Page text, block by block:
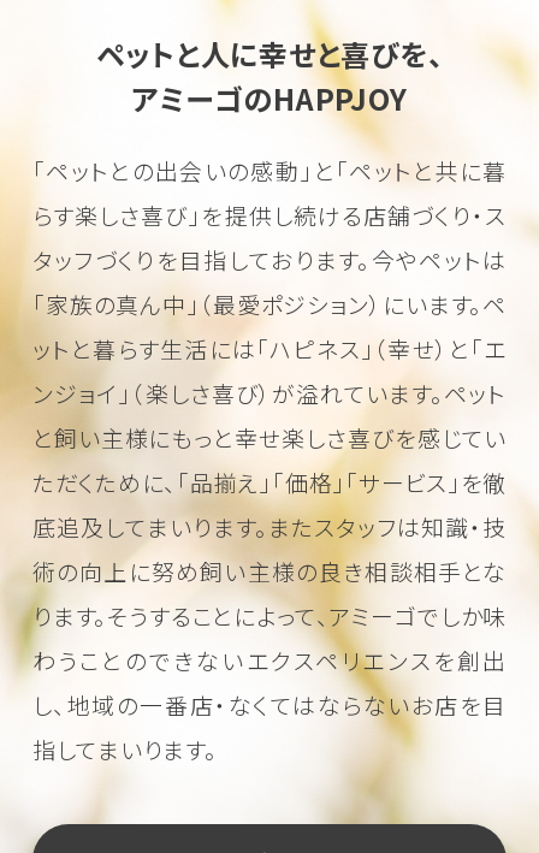
ペットと人に幸せと喜びを、
アミーゴのHAPPJOY
「ペットとの出会いの感動」と「ペットと共に暮
らす楽しさ喜び」を提供し続ける店舗づくり・ス
タッフづくりを目指しております。 今やペットは
「家族の真ん中」（最愛ポジション）にいます。ペ
ットと暮らす生活には「ハピネス」（幸せ）と「エ
ンジョイ」（楽しさ喜び）が溢れています。ペット
と飼い主様にもっと幸せ楽しさ喜びを感じてい
ただくために、 「品揃え」「価格」「サービス」を徹
底追及してまいります。またスタッフは知識・技
術の向上に努め飼い主様の良き相談相手とな
ります。そうすることによって、アミーゴでしか味
わうことのできないエクスペリエンスを創出
し、地域の一番店・なくてはならないお店を目
指してまいります。